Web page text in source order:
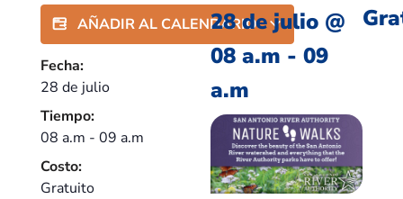
AÑADIR AL CALENDARIO
Fecha:
28 de julio
Tiempo:
08 a.m - 09 a.m
Costo:
Gratuito
28 de julio @
08 a.m - 09
a.m